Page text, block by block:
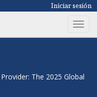
Iniciar sesión
T
o
The 2025 Global